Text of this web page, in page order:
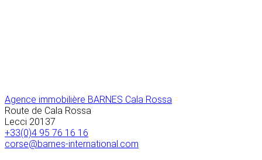
Agence immobilière BARNES Cala Rossa
Route de Cala Rossa
Lecci 20137
+33(0)4 95 76 16 16
corse@barnes-international.com